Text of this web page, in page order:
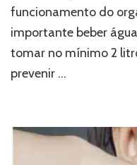
funcionamento do
importante beber
tomar no mínimo 2
prevenir …